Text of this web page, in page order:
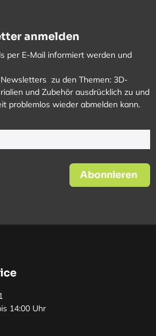
anmelden
per E-Mail informiert werden und
zu den Themen: 3D-
und Zubehör ausdrücklich zu und
problemlos wieder abmelden kann.
Abonnieren
14:00 Uhr